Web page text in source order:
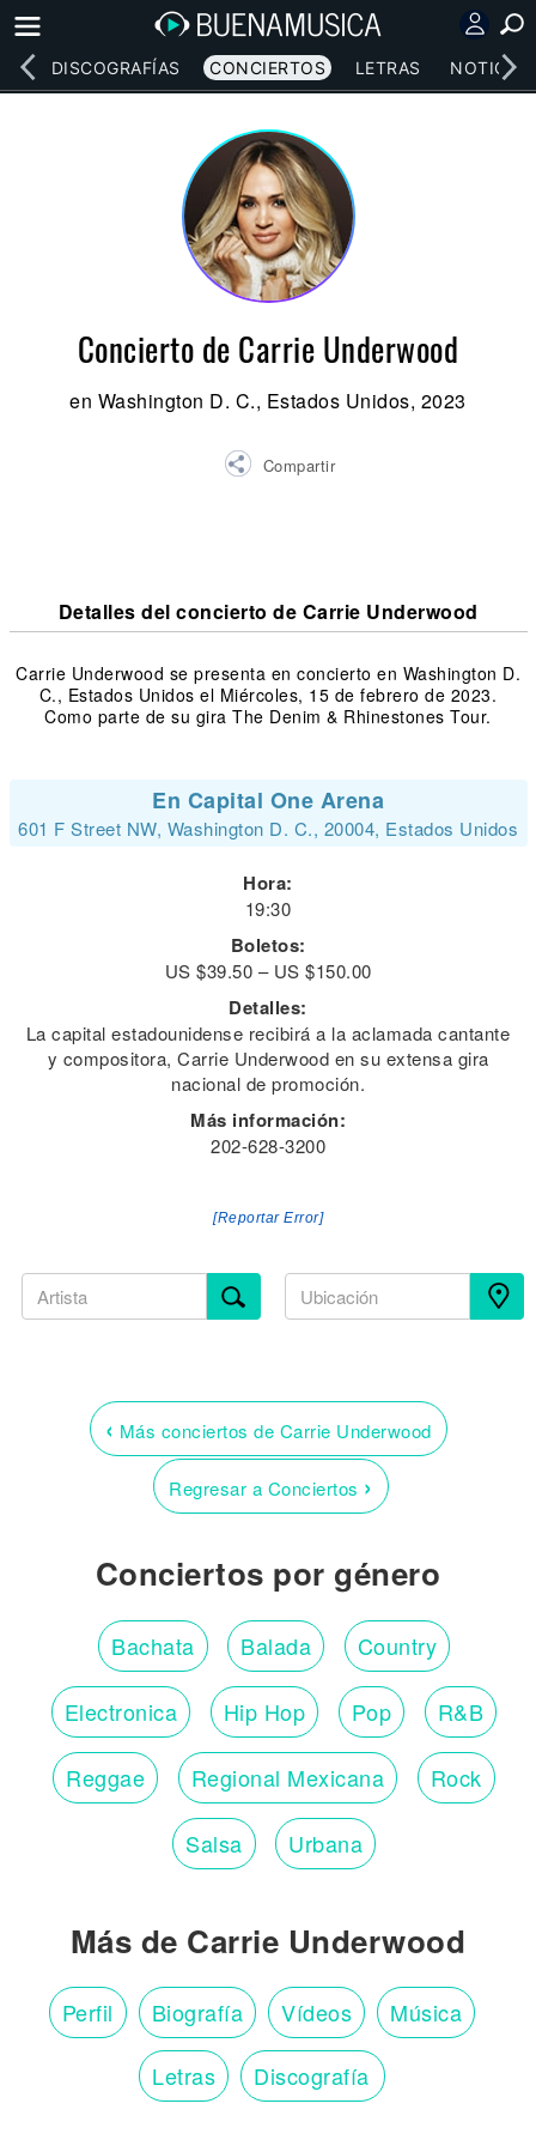
DISCOGRAFÍAS CONCIERTOS LETRAS NOTICIAS
Concierto de Carrie Underwood
en Washington D. C., Estados Unidos, 2023
Compartir
Detalles del concierto de Carrie Underwood
Carrie Underwood se presenta en concierto en Washington D.
C., Estados Unidos el Miércoles, 15 de febrero de 2023.
Como parte de su gira The Denim & Rhinestones Tour.
En Capital One Arena
601 F Street NW, Washington D. C., 20004, Estados Unidos
Hora:
19:30
Boletos:
US $39.50 – US $150.00
Detalles:
La capital estadounidense recibirá a la aclamada cantante
y compositora, Carrie Underwood en su extensa gira
nacional de promoción.
Más información:
202-628-3200
[Reportar Error]
‹ Más conciertos de Carrie Underwood
Regresar a Conciertos ›
Conciertos por género
Bachata Balada Country
Electronica Hip Hop Pop R&B
Reggae Regional Mexicana Rock
Salsa Urbana
Más de Carrie Underwood
Perfil Biografía Vídeos Música
Letras Discografía